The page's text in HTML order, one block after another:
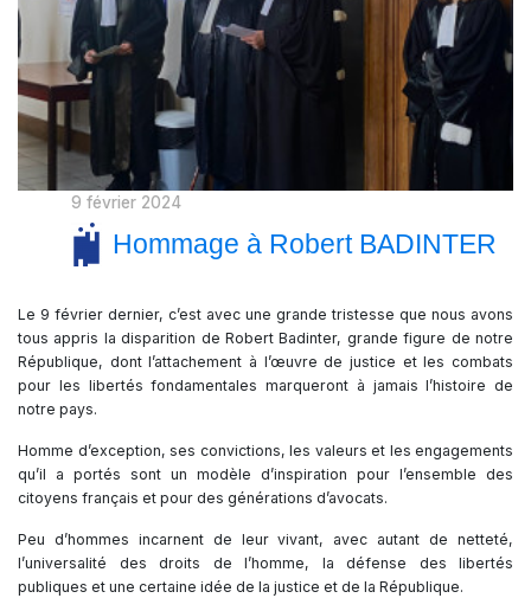
9 février 2024
Hommage à Robert BADINTER
Le 9 février dernier, c’est avec une grande tristesse que nous avons
tous appris la disparition de Robert Badinter, grande figure de notre
République, dont l’attachement à l’œuvre de justice et les combats
pour les libertés fondamentales marqueront à jamais l’histoire de
notre pays.
Homme d’exception, ses convictions, les valeurs et les engagements
qu’il a portés sont un modèle d’inspiration pour l’ensemble des
citoyens français et pour des générations d’avocats.
Peu d’hommes incarnent de leur vivant, avec autant de netteté,
l’universalité des droits de l’homme, la défense des libertés
publiques et une certaine idée de la justice et de la République.